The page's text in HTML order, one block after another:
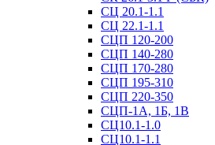
СЦ 20.1-1.1
СЦ 22.1-1.1
СЦП 120-200
СЦП 140-280
СЦП 170-280
СЦП 195-310
СЦП 220-350
СЦП-1А, 1Б, 1В
СЦ10.1-1.0
СЦ10.1-1.1